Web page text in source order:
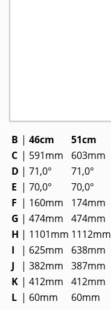
B | 46cm 51cm
C | 591mm 603mm
D | 71,0° 71,0°
E | 70,0° 70,0°
F | 160mm 174mm
G | 474mm 474mm
H | 1101mm 1112mm
I
| 625mm 638mm
J
| 382mm 387mm
K | 412mm 412mm
L | 60mm 60mm